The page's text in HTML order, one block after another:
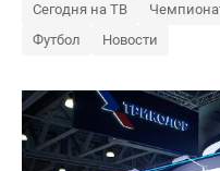
Сегодня на ТВ
Футбол
Новости